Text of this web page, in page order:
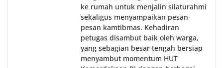
ke rumah untuk menjalin silaturahmi
sekaligus menyampaikan pesan-
pesan kamtibmas. Kehadiran
petugas disambut baik oleh warga,
yang sebagian besar tengah bersiap
menyambut momentum HUT